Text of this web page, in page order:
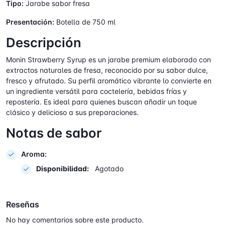
Tipo: Jarabe sabor fresa
Presentación: Botella de 750 ml
Descripción
Monin Strawberry Syrup es un jarabe premium elaborado con
extractos naturales de fresa, reconocido por su sabor dulce,
fresco y afrutado. Su perfil aromático vibrante lo convierte en
un ingrediente versátil para coctelería, bebidas frías y
repostería. Es ideal para quienes buscan añadir un toque
clásico y delicioso a sus preparaciones.
Notas de sabor
Aroma:
Disponibilidad:
Agotado
Reseñas
No hay comentarios sobre este producto.